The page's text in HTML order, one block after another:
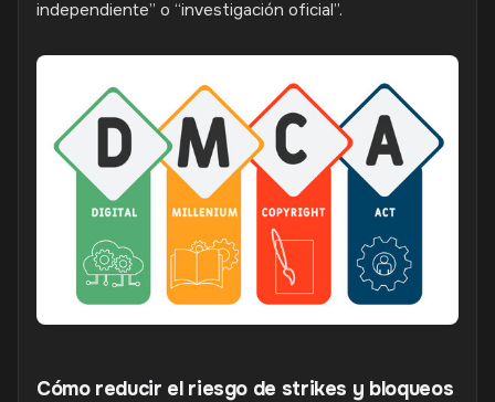
independiente” o “investigación oficial”.
Cómo reducir el riesgo de strikes y bloqueos